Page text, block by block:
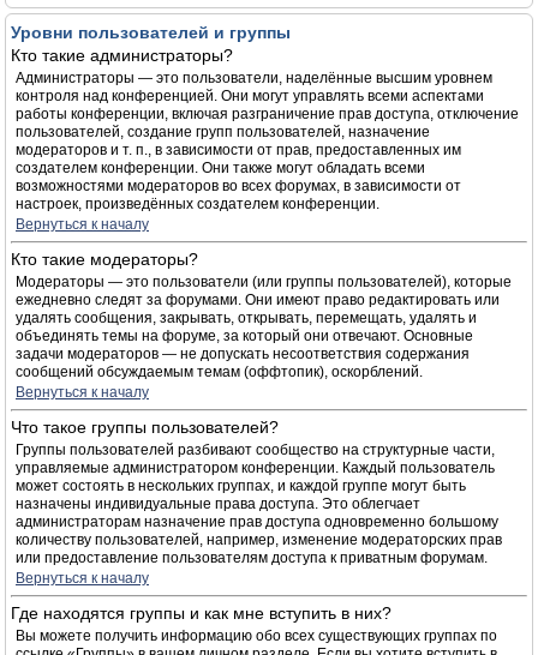
Уровни пользователей и группы
Кто такие администраторы?
Администраторы — это пользователи, наделённые высшим уровнем
контроля над конференцией. Они могут управлять всеми аспектами
работы конференции, включая разграничение прав доступа, отключение
пользователей, создание групп пользователей, назначение
модераторов и т. п., в зависимости от прав, предоставленных им
создателем конференции. Они также могут обладать всеми
возможностями модераторов во всех форумах, в зависимости от
настроек, произведённых создателем конференции.
Вернуться к началу
Кто такие модераторы?
Модераторы — это пользователи (или группы пользователей), которые
ежедневно следят за форумами. Они имеют право редактировать или
удалять сообщения, закрывать, открывать, перемещать, удалять и
объединять темы на форуме, за который они отвечают. Основные
задачи модераторов — не допускать несоответствия содержания
сообщений обсуждаемым темам (оффтопик), оскорблений.
Вернуться к началу
Что такое группы пользователей?
Группы пользователей разбивают сообщество на структурные части,
управляемые администратором конференции. Каждый пользователь
может состоять в нескольких группах, и каждой группе могут быть
назначены индивидуальные права доступа. Это облегчает
администраторам назначение прав доступа одновременно большому
количеству пользователей, например, изменение модераторских прав
или предоставление пользователям доступа к приватным форумам.
Вернуться к началу
Где находятся группы и как мне вступить в них?
Вы можете получить информацию обо всех существующих группах по